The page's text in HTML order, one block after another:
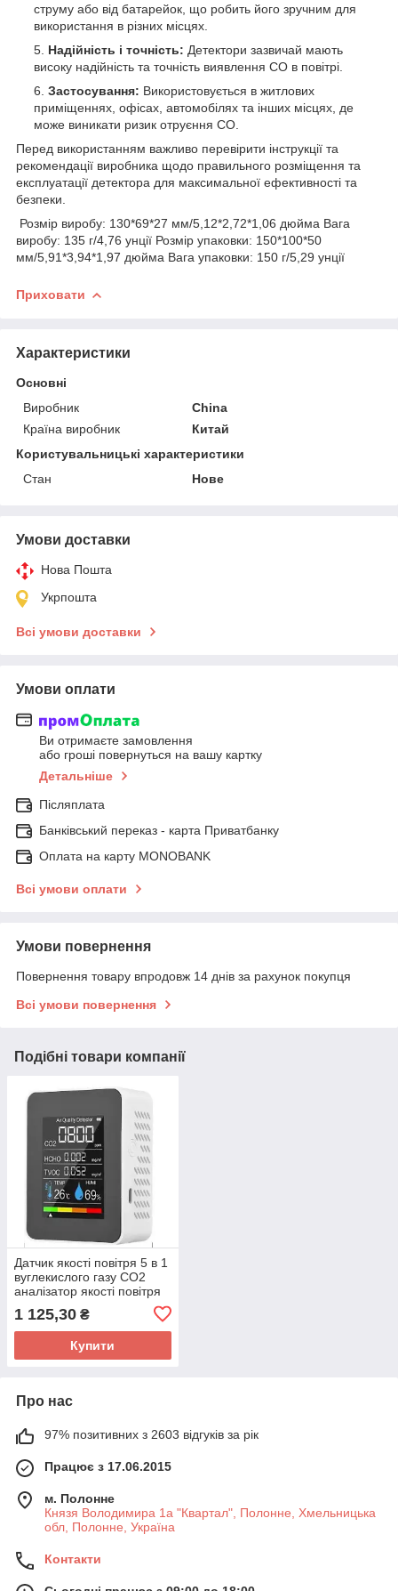
струму або від батарейок, що робить його зручним для
використання в різних місцях.
Надійність і точність: Детектори зазвичай мають
високу надійність та точність виявлення CO в повітрі.
Застосування: Використовується в житлових
приміщеннях, офісах, автомобілях та інших місцях, де
може виникати ризик отруєння CO.
Перед використанням важливо перевірити інструкції та
рекомендації виробника щодо правильного розміщення та
експлуатації детектора для максимальної ефективності та
безпеки.
Розмір виробу: 130*69*27 мм/5,12*2,72*1,06 дюйма Вага
виробу: 135 г/4,76 унції Розмір упаковки: 150*100*50
мм/5,91*3,94*1,97 дюйма Вага упаковки: 150 г/5,29 унції
Приховати
Характеристики
Основні
Виробник
China
Країна виробник
Китай
Користувальницькі характеристики
Стан
Нове
Умови доставки
Нова Пошта
Укрпошта
Всі умови доставки
Умови оплати
Ви отримаєте замовлення
або гроші повернуться на вашу картку
Детальніше
Післяплата
Банківський переказ - карта Приватбанку
Оплата на карту MONOBANK
Всі умови оплати
Умови повернення
Повернення товару впродовж 14 днів за рахунок покупця
Всі умови повернення
Подібні товари компанії
Датчик якості повітря 5 в 1
вуглекислого газу СО2
аналізатор якості повітря
1 125,30 ₴
Купити
Про нас
97% позитивних з 2603 відгуків за рік
Працює з 17.06.2015
м. Полонне
Князя Володимира 1а "Квартал", Полонне, Хмельницька
обл, Полонне, Україна
Контакти